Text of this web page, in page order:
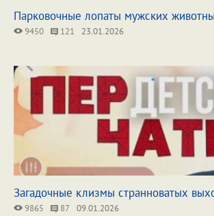
Парковочные лопаты мужских
9450 121 23.01.2026
Загадочные клизмы странноватых
9865 87 09.01.2026